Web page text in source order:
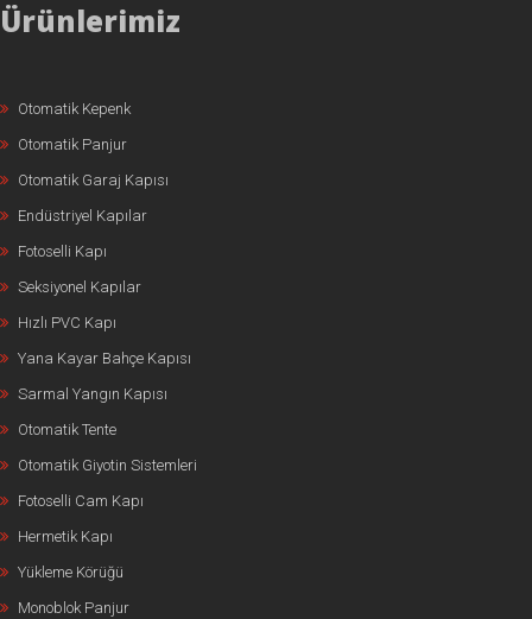
Ürünlerimiz
Otomatik Kepenk
Otomatik Panjur
Otomatik Garaj Kapısı
Endüstriyel Kapılar
Fotoselli Kapı
Seksiyonel Kapılar
Hızlı PVC Kapı
Yana Kayar Bahçe Kapısı
Sarmal Yangın Kapısı
Otomatik Tente
Otomatik Giyotin Sistemleri
Fotoselli Cam Kapı
Hermetik Kapı
Yükleme Körüğü
Monoblok Panjur